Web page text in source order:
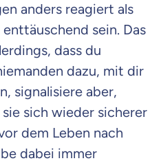
anders reagiert als
sein. Das
dass du
dazu, mit dir
signalisiere aber,
sich wieder sicherer
dem Leben nach
dabei immer